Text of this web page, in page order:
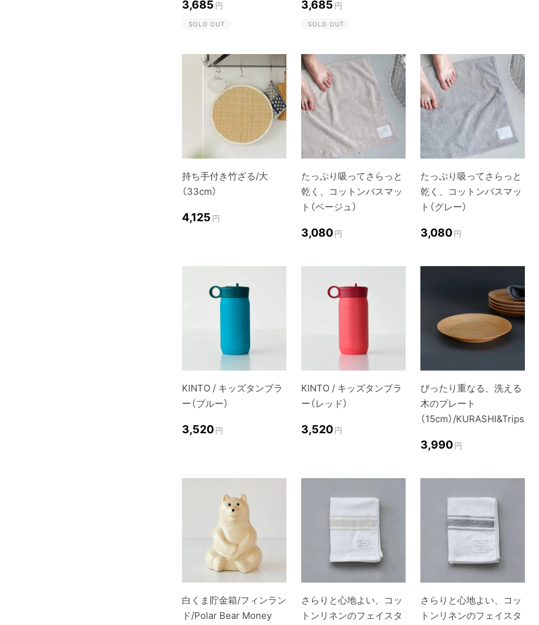
3,685 円
SOLD OUT
3,685 円
SOLD OUT
持ち手付き竹ざる/大
（33cm）
4,125 円
たっぷり吸ってさらっと
乾く、コットンバスマッ
ト（ベージュ）
3,080円
たっぷり吸ってさらっと
乾く、コットンバスマッ
ト（グレー）
3,080円
KINTO / キッズタンブラ
ー（ブルー）
3,520円
KINTO / キッズタンブラ
ー（レッド）
3,520円
ぴったり重なる、洗える
木のプレート
（15cm）/KURASHI&Trips
3,990円
白くま貯金箱/フィンラン
ド/Polar Bear Money
さらりと心地よい、コッ
トンリネンのフェイスタ
さらりと心地よい、コッ
トンリネンのフェイスタ